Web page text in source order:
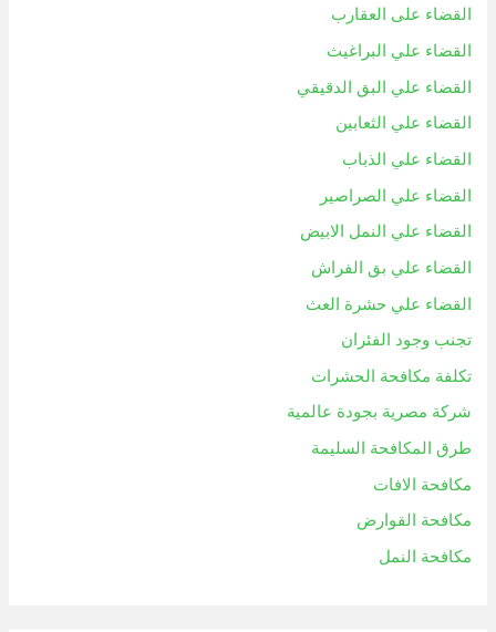
القضاء على العقارب
القضاء علي البراغيث
القضاء علي البق الدقيقي
القضاء علي الثعابين
القضاء علي الذباب
القضاء علي الصراصير
القضاء علي النمل الابيض
القضاء علي بق الفراش
القضاء علي حشرة العث
تجنب وجود الفئران
تكلفة مكافحة الحشرات
شركة مصرية بجودة عالمية
طرق المكافحة السليمة
مكافحة الافات
مكافحة القوارض
مكافحة النمل